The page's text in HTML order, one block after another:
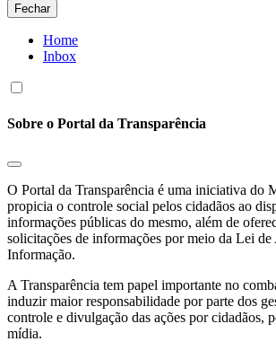
Fechar
Home
Inbox
Sobre o Portal da Transparência
O Portal da Transparência é uma iniciativa do
propicia o controle social pelos cidadãos ao
informações públicas do mesmo, além de
solicitações de informações por meio da Lei de
Informação.
A Transparência tem papel importante no
induzir maior responsabilidade por parte dos
controle e divulgação das ações por cidadãos,
mídia.